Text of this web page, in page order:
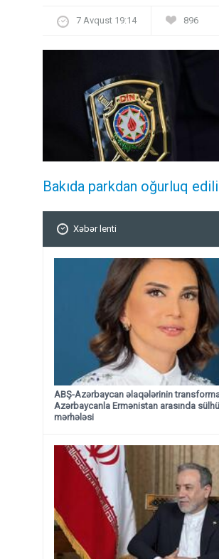
7 Avqust 19:14 896
Bakıda parkdan oğurluq
Xəbər lenti
ABŞ-Azərbaycan əlaqələrinin
Azərbaycanla Ermənistan arasında
mərhələsi